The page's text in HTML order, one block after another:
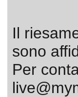
Il
sono
Per